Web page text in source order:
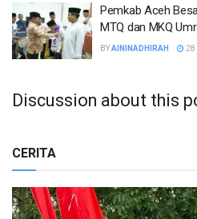
Pemkab Aceh
MTQ dan MKQ
BYAININADHIRAH 28
Discussion about this
CERITA